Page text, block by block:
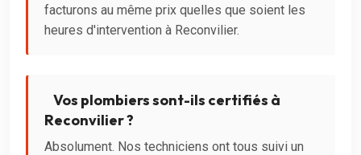
facturons au même prix quelles que soient les
heures d'intervention à Reconvilier.
Vos plombiers sont-ils certifiés à
Reconvilier ?
Absolument. Nos techniciens ont tous suivi un